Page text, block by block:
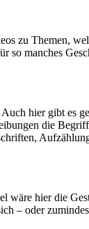
zu Themen,
so manches
hier gibt es
die
wäre hier die
– oder